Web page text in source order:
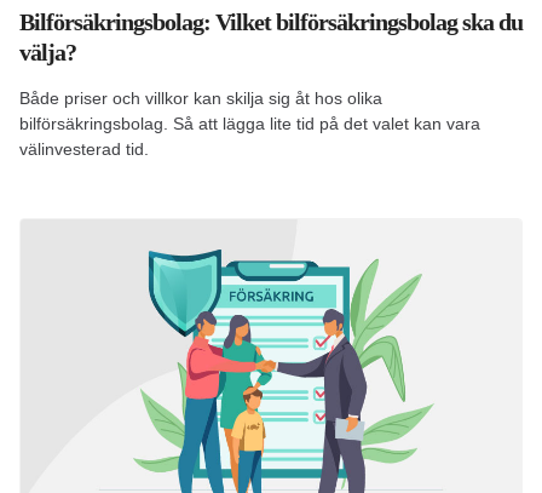
Bilförsäkringsbolag: Vilket bilförsäkringsbolag ska du
välja?
Både priser och villkor kan skilja sig åt hos olika
bilförsäkringsbolag. Så att lägga lite tid på det valet kan vara
välinvesterad tid.